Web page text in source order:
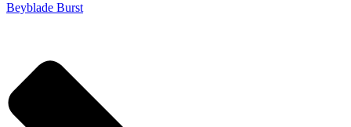
Beyblade Burst